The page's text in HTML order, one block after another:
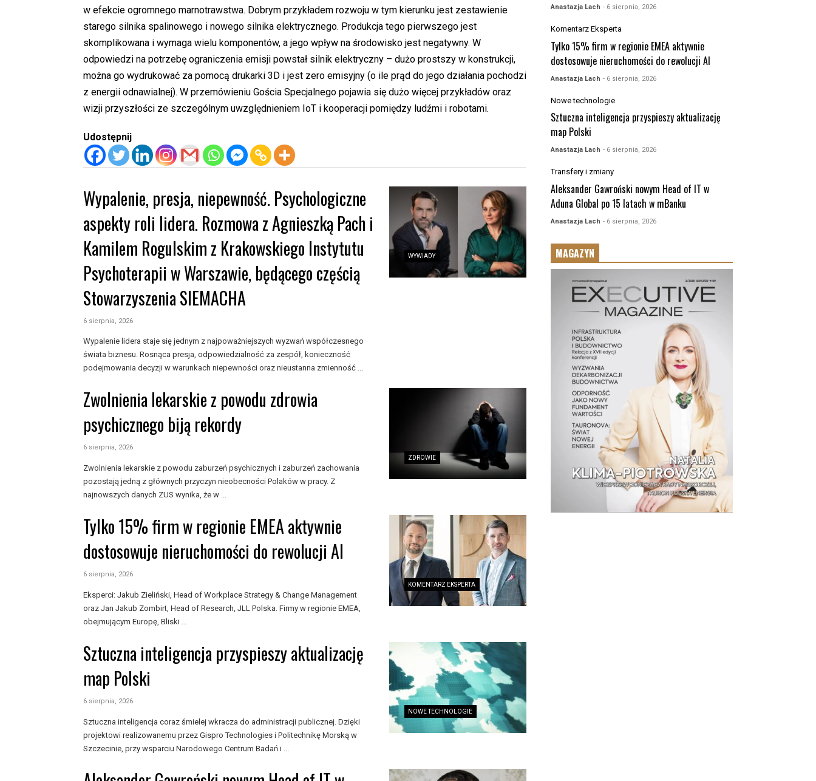
w efekcie ogromnego marnotrawstwa. Dobrym przykładem rozwoju w tym kierunku jest zestawienie
starego silnika spalinowego i nowego silnika elektrycznego. Produkcja tego pierwszego jest
skomplikowana i wymaga wielu komponentów, a jego wpływ na środowisko jest negatywny. W
odpowiedzi na potrzebę ograniczenia emisji powstał silnik elektryczny – dużo prostszy w konstrukcji,
można go wydrukować za pomocą drukarki 3D i jest zero emisyjny (o ile prąd do jego działania pochodzi
z energii odnawialnej). W przemówieniu Gościa Specjalnego pojawia się dużo więcej przykładów oraz
wizji przyszłości ze szczególnym uwzględnieniem IoT i kooperacji pomiędzy ludźmi i robotami.
Udostępnij
WYWIADY
Wypalenie, presja, niepewność. Psychologiczne
aspekty roli lidera. Rozmowa z Agnieszką Pach i
Kamilem Rogulskim z Krakowskiego Instytutu
Psychoterapii w Warszawie, będącego częścią
Stowarzyszenia SIEMACHA
6 sierpnia, 2026
Wypalenie lidera staje się jednym z najpoważniejszych wyzwań współczesnego
świata biznesu. Rosnąca presja, odpowiedzialność za zespół, konieczność
podejmowania decyzji w warunkach niepewności oraz nieustanna zmienność ...
ZDROWIE
Zwolnienia lekarskie z powodu zdrowia
psychicznego biją rekordy
6 sierpnia, 2026
Zwolnienia lekarskie z powodu zaburzeń psychicznych i zaburzeń zachowania
pozostają jedną z głównych przyczyn nieobecności Polaków w pracy. Z
najnowszych danych ZUS wynika, że w ...
KOMENTARZ EKSPERTA
Tylko 15% firm w regionie EMEA aktywnie
dostosowuje nieruchomości do rewolucji AI
6 sierpnia, 2026
Eksperci: Jakub Zieliński, Head of Workplace Strategy & Change Management
oraz Jan Jakub Zombirt, Head of Research, JLL Polska. Firmy w regionie EMEA,
obejmującym Europę, Bliski ...
NOWE TECHNOLOGIE
Sztuczna inteligencja przyspieszy aktualizację
map Polski
6 sierpnia, 2026
Sztuczna inteligencja coraz śmielej wkracza do administracji publicznej. Dzięki
projektowi realizowanemu przez Gispro Technologies i Politechnikę Morską w
Szczecinie, przy wsparciu Narodowego Centrum Badań i ...
Anastazja Lach - 6 sierpnia, 2026
Komentarz Eksperta
Tylko 15% firm w regionie EMEA aktywnie
dostosowuje nieruchomości do rewolucji AI
Anastazja Lach - 6 sierpnia, 2026
Nowe technologie
Sztuczna inteligencja przyspieszy aktualizację
map Polski
Anastazja Lach - 6 sierpnia, 2026
Transfery i zmiany
Aleksander Gawroński nowym Head of IT w
Aduna Global po 15 latach w mBanku
Anastazja Lach - 6 sierpnia, 2026
MAGAZYN